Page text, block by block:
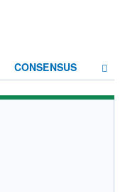
CONSENSUS